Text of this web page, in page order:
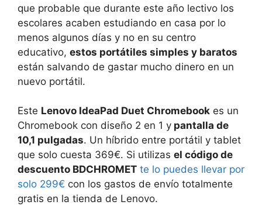
que probable que durante este año lectivo los
escolares acaben estudiando en casa por lo
menos algunos días y no en su centro
educativo, estos portátiles simples y baratos
están salvando de gastar mucho dinero en un
nuevo portátil.
Este Lenovo IdeaPad Duet Chromebook es un
Chromebook con diseño 2 en 1 y pantalla de
10,1 pulgadas. Un híbrido entre portátil y tablet
que solo cuesta 369€. Si utilizas el código de
descuento BDCHROMET te lo puedes llevar por
solo 299€ con los gastos de envío totalmente
gratis en la tienda de Lenovo.